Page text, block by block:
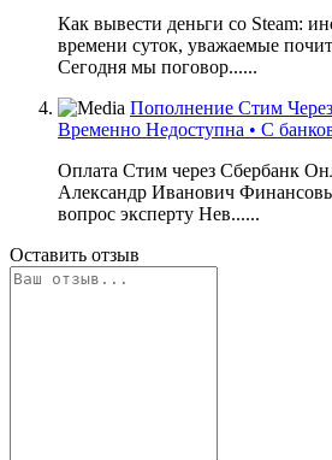
Как вывести деньги со Steam:
времени суток, уважаемые
Сегодня мы поговор......
Пополнение Стим
Временно Недоступна • С
Оплата Стим через Сбербанк
Александр Иванович
вопрос эксперту Нев......
Оставить отзыв